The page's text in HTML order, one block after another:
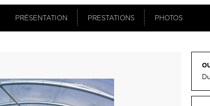
PRÉSENTATION PRESTATIONS PHOTOS